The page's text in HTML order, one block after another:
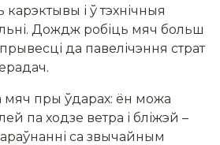
карэктывы і ў тэхнічныя
Дождж робіць мяч больш
да павелічэння страт
пры ўдарах: ён можа
па ходзе ветра і бліжэй –
са звычайным